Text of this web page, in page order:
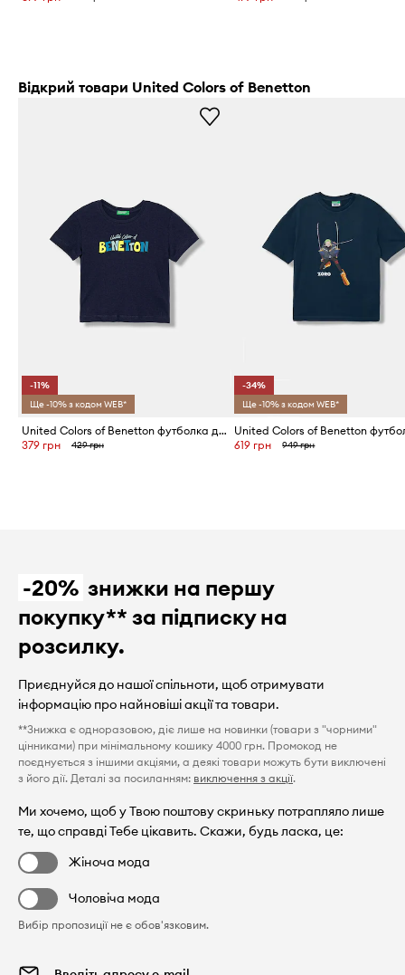
Відкрий товари United Colors of Benetton
-11%
Ще -10% з кодом WEB*
United Colors of Benetton футболка дитяча бавовняна
379 грн
429 грн
-34%
Ще -10% з кодом WEB*
619 грн 949 грн
-20% знижки на першу
покупку** за підписку на
розсилку.
Приєднуйся до нашої спільноти, щоб отримувати
інформацію про найновіші акції та товари.
**Знижка є одноразовою, діє лише на новинки (товари з "чорними"
цінниками) при мінімальному кошику 4000 грн. Промокод не
поєднується з іншими акціями, а деякі товари можуть бути виключені
з його дії. Деталі за посиланням: виключення з акції.
Ми хочемо, щоб у Твою поштову скриньку потрапляло лише
те, що справді Тебе цікавить. Скажи, будь ласка, це:
Жіноча мода
Чоловіча мода
Вибір пропозиції не є обов'язковим.